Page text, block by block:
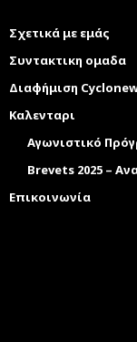
Σχετικά με εμάς
Συντακτικη ομαδα
Διαφήμιση
Καλενταρι
Αγωνιστικό
Brevets 2025 –
Επικοινωνία